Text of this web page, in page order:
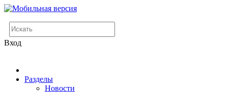
Вход
Разделы
Новости